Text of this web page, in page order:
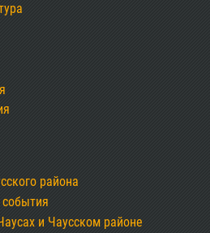
района
и Чаусском районе